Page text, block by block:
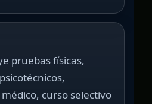
pruebas físicas,
curso selectivo